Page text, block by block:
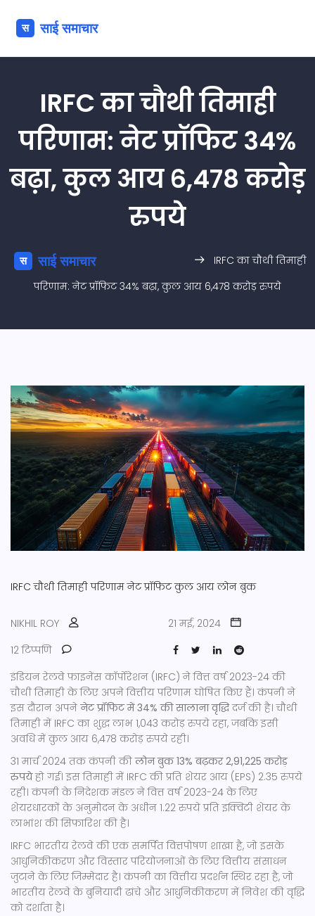
IRFC का चौथी तिमाही
परिणाम: नेट प्रॉफिट 34%
बढ़ा, कुल आय 6,478 करोड़
रुपये
IRFC का चौथी तिमाही
परिणाम: नेट प्रॉफिट 34% बढ़ा, कुल आय 6,478 करोड़ रुपये
IRFC चौथी तिमाही परिणाम नेट प्रॉफिट कुल आय लोन बुक
NIKHIL ROY
21 मई, 2024
12 टिप्पणि
इंडियन रेलवे फाइनेंस कॉर्पोरेशन (IRFC) ने वित्त वर्ष 2023-24 की
चौथी तिमाही के लिए अपने वित्तीय परिणाम घोषित किए हैं। कंपनी ने
इस दौरान अपने नेट प्रॉफिट में 34% की सालाना वृद्धिदर्ज की है। चौथी
तिमाही में IRFC का शुद्ध लाभ 1,043 करोड़ रुपये रहा, जबकि इसी
अवधि में कुल आय 6,478 करोड़ रुपये रही।
31 मार्च 2024 तक कंपनी कीलोन बुक 13% बढ़कर 2,91,225 करोड़
रुपयेहो गई। इस तिमाही में IRFC की प्रति शेयर आय (EPS) 2.35 रुपये
रही। कंपनी के निदेशक मंडल ने वित्त वर्ष 2023-24 के लिए
शेयरधारकों के अनुमोदन के अधीन 1.22 रुपये प्रति इक्विटी शेयर के
लाभांश की सिफारिश की है।
IRFC भारतीय रेलवे की एक समर्पित वित्तपोषण शाखा है, जो इसके
आधुनिकीकरण और विस्तार परियोजनाओं के लिए वित्तीय संसाधन
जुटाने के लिए जिम्मेदार है। कंपनी का वित्तीय प्रदर्शन स्थिर रहा है, जो
भारतीय रेलवे के बुनियादी ढांचे और आधुनिकीकरण में निवेश की वृद्धि
को दर्शाता है।